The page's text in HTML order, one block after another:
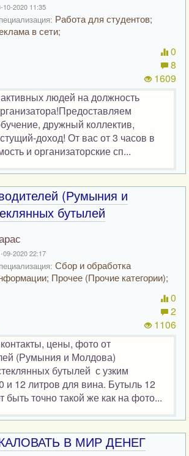
10-2020 11:35
Работа для студентов;
в сети;
0
8
1609
людей на должность
дружный коллектив,
доход! От вас от 3 часов в
и организаторские сп...
(Румыния и
бутылей
09-2020 22:17
Сбор и обработка
Прочее (Прочие категории);
0
2
1106
цены, фото от
(Румыния и Молдова)
бутылей с узким
и 12 литров для вина. Бутыль 12
точно такой же как на фото...
В МИР ДЕНЕГ